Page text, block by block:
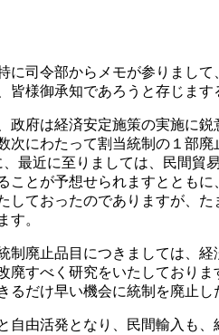
司令部からメモが参りまし
様御承知であろうと存じま
府は経済安定施策の実施に
にわたって割当統制の１部
最近に至りましては、民間
ことが予想せられますととも
ておったのでありますが、
す。
廃止品目につきましては、
すべく研究をいたしており
だけ早い機会に統制を廃止し
由活発となり、民間輸入も